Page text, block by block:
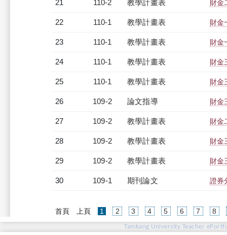
21 110-2 教學計畫表 財金
22 110-1 教學計畫表 財金
23 110-1 教學計畫表 財金
24 110-1 教學計畫表 財金
25 110-1 教學計畫表 財金
26 109-2 論文指導 財金
27 109-2 教學計畫表 財金
28 109-2 教學計畫表 財金
29 109-2 教學計畫表 財金
30 109-1 期刊論文 證券
首頁 上頁 1 (current)
2 3 4 5 6 7 8
Tamkang University Teacher